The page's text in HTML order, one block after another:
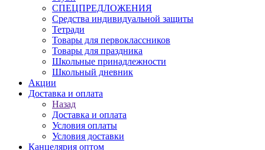
СПЕЦПРЕДЛОЖЕНИЯ
Средства индивидуальной защиты
Тетради
Товары для первоклассников
Товары для праздника
Школьные принадлежности
Школьный дневник
Акции
Доставка и оплата
Назад
Доставка и оплата
Условия оплаты
Условия доставки
Канцелярия оптом